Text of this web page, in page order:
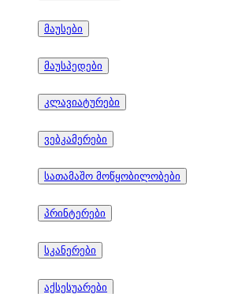
მაუსები
მაუსპედები
კლავიატურები
ვებკამერები
სათამაშო მოწყობილობები
პრინტერები
სკანერები
აქსესუარები